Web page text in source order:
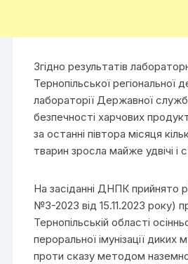
Згідно результатів
Тернопільської регіональної
лабораторії Державної
безпечності харчових
за останні півтора місяця
тварин зросла майже удвічі і
На засіданні ДНПК прийнято
№3-2023 від 15.11.2023 року)
Тернопільській області
пероральної імунізації диких
проти сказу методом